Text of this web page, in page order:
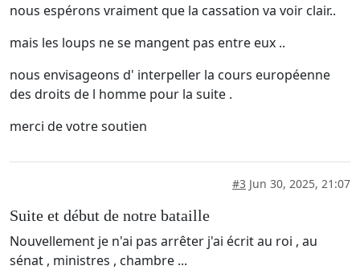
nous espérons vraiment que la cassation va voir clair..
mais les loups ne se mangent pas entre eux ..
nous envisageons d' interpeller la cours européenne
des droits de l homme pour la suite .
merci de votre soutien
#3 Jun 30, 2025, 21:07
Suite et début de notre bataille
Nouvellement je n'ai pas arrêter j'ai écrit au roi , au
sénat , ministres , chambre ...